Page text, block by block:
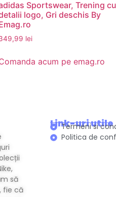
Sportswear, Trening cu
logo, Gri deschis By
lei
acum pe emag.ro
să
fie că
Link-uri utile
Termeni si
Politica de